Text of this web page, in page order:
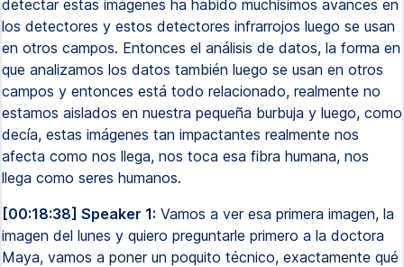
detectar estas imágenes ha habido muchísimos avances en
los detectores y estos detectores infrarrojos luego se usan
en otros campos. Entonces el análisis de datos, la forma en
que analizamos los datos también luego se usan en otros
campos y entonces está todo relacionado, realmente no
estamos aislados en nuestra pequeña burbuja y luego, como
decía, estas imágenes tan impactantes realmente nos
afecta como nos llega, nos toca esa fibra humana, nos
llega como seres humanos.
[00:18:38] Speaker 1: Vamos a ver esa primera imagen, la
imagen del lunes y quiero preguntarle primero a la doctora
Maya, vamos a poner un poquito técnico, exactamente qué